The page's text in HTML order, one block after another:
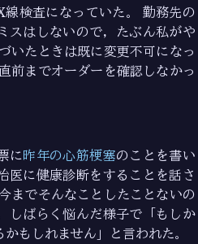
検査になっていた。 勤務先の
スはしないので，たぶん私がや
いたときは既に変更不可になっ
前までオーダーを確認しなかっ
に昨年の心筋梗塞のことを書い
医に健康診断をすることを話さ
までそんなことしたことないの
しばらく悩んだ様子で「もしか
もしれません」と言われた。